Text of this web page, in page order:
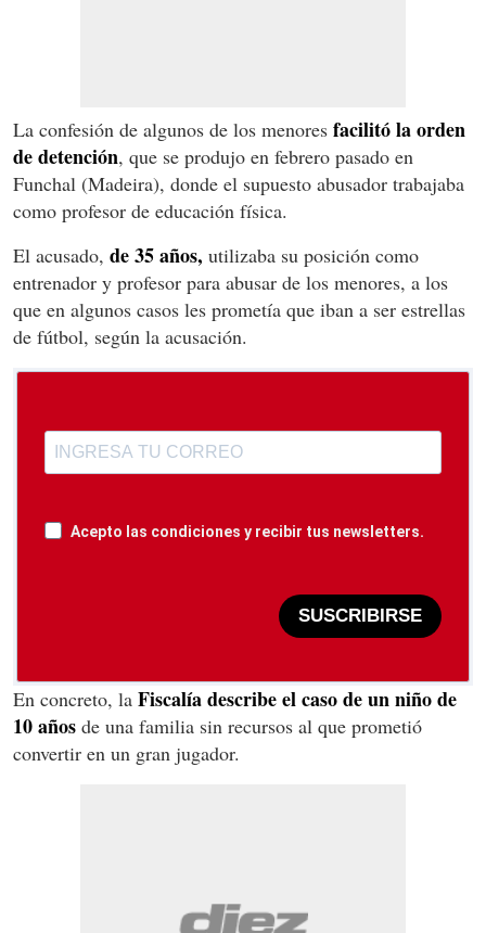
La confesión de algunos de los menores facilitó la orden
de detención, que se produjo en febrero pasado en
Funchal (Madeira), donde el supuesto abusador trabajaba
como profesor de educación física.
El acusado, de 35 años, utilizaba su posición como
entrenador y profesor para abusar de los menores, a los
que en algunos casos les prometía que iban a ser estrellas
de fútbol, según la acusación.
Acepto las condiciones y recibir tus newsletters.
SUSCRIBIRSE
En concreto, la Fiscalía describe el caso de un niño de
10 años de una familia sin recursos al que prometió
convertir en un gran jugador.